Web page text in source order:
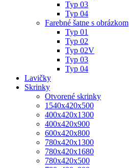
Typ 03
Typ 04
Farebné šatne s obrázkom
Typ 01
Typ 02
Typ 02V
Typ 03
Typ 04
Lavičky
Skrinky
Otvorené skrinky
1540x420x500
400x420x1300
400x420x900
600x420x800
780x420x1300
780x420x1680
780x420x500